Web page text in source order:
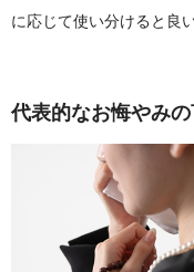
に応じて使い分けると良
代表的なお悔やみ